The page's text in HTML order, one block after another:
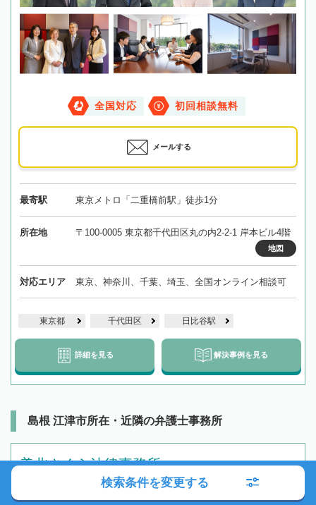
全国対応 初回相談無料
メールする
最寄駅 東京メトロ「二重橋前駅」徒歩1分
所在地 〒100-0005 東京都千代田区丸の内2-2-1 岸本ビル4階
地図
対応エリア 東京、神奈川、千葉、埼玉、全国オンライン相談可
東京都 千代田区 日比谷駅
詳細を見る 解決事例を見る
島根 江津市所在・近隣の弁護士事務所
美北さくら法律事務所
広島市
検索条件を変更する